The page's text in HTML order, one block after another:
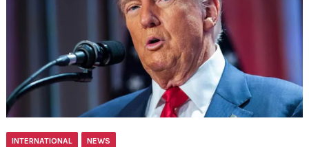
INTERNATIONAL NEWS